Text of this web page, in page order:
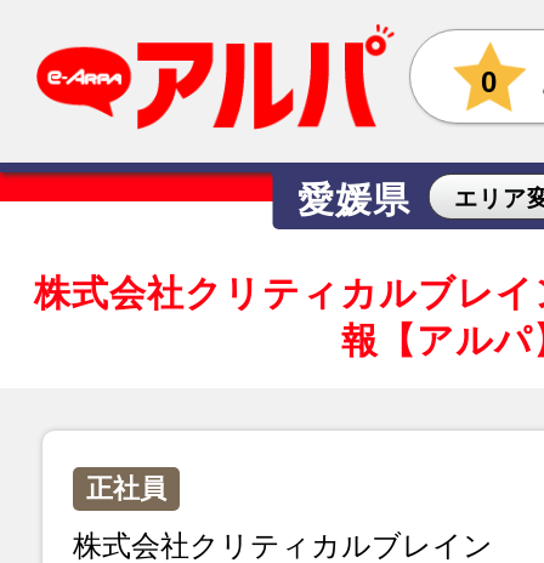
0
愛媛県 エリア
株式会社クリティカルブレ
報【アルパ
正社員
株式会社クリティカルブレイン